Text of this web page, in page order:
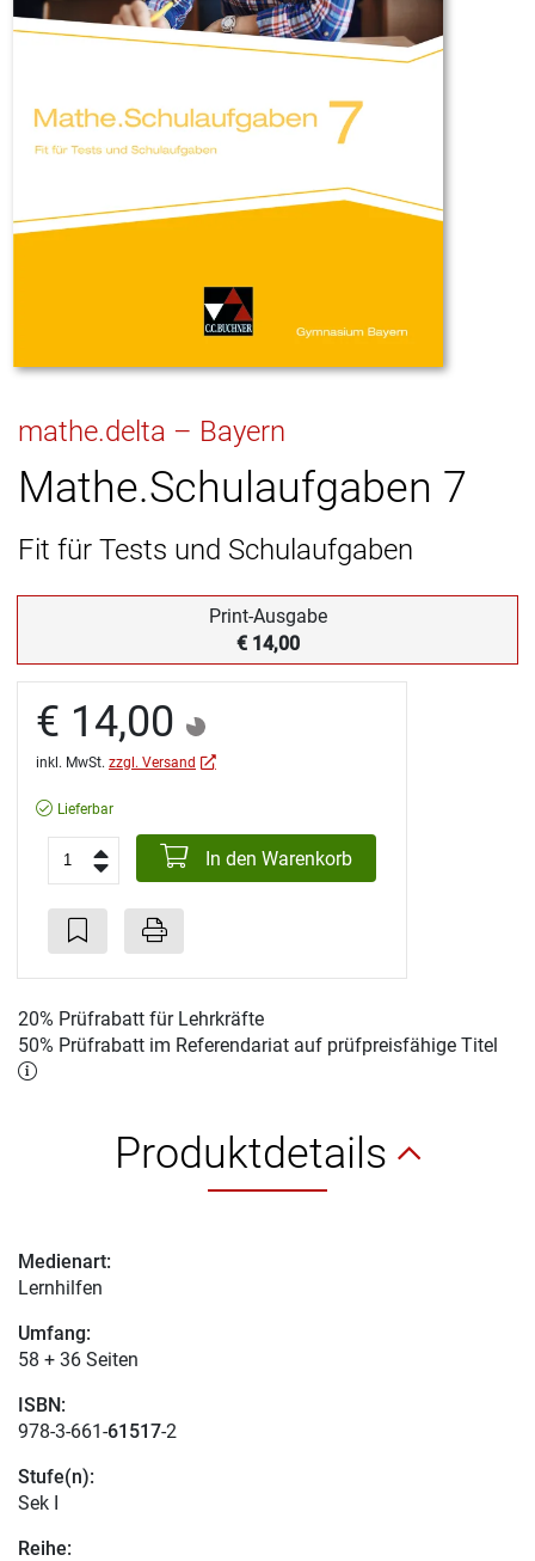
mathe.delta – Bayern
Mathe.Schulaufgaben 7
Fit für Tests und Schulaufgaben
Print-Ausgabe
€ 14,00
€ 14,00
inkl. MwSt. zzgl. Versand
Lieferbar
In den Warenkorb
20% Prüfrabatt für Lehrkräfte
50% Prüfrabatt im Referendariat auf prüfpreisfähige Titel
Produktdetails
Medienart:
Lernhilfen
Umfang:
58 + 36 Seiten
ISBN:
978-3-661-61517-2
Stufe(n):
Sek I
Reihe: